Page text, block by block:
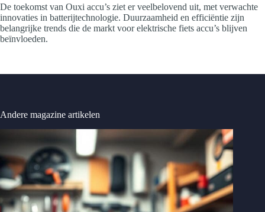
De toekomst van Ouxi accu’s ziet er veelbelovend uit, met verwachte
innovaties in batterijtechnologie. Duurzaamheid en efficiëntie zijn
belangrijke trends die de markt voor elektrische fiets accu’s blijven
beïnvloeden.
Andere magazine artikelen